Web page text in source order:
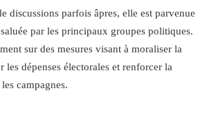
discussions parfois âpres, elle est parvenue
par les principaux groupes politiques.
sur des mesures visant à moraliser la
dépenses électorales et renforcer la
campagnes.